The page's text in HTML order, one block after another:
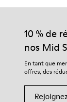
Nos chaussures
durabilité
Pour obtenir
votre paire de
10 % de
nos Mid
En tant que
offres, des